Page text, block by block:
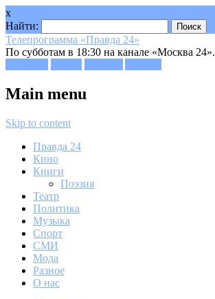
x
Найти:
Телепрограмма «Правда 24»
По субботам в 18:30 на канале «Москва 24».
Main menu
Skip to content
Правда 24
Кино
Книги
Поэзия
Театр
Политика
Музыка
Спорт
СМИ
Мода
Разное
О нас